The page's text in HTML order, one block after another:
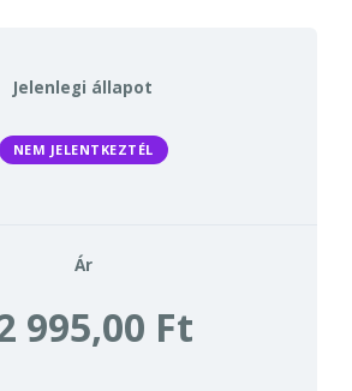
Jelenlegi állapot
NEM JELENTKEZTÉL
Ár
995,00 Ft